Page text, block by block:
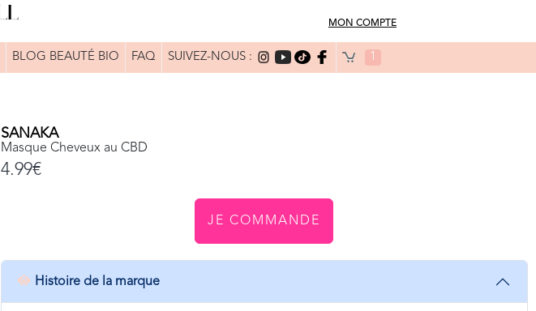
MON COMPTE
BLOG BEAUTÉ BIO FAQ SUIVEZ-NOUS : 1
SANAKA
Masque Cheveux au CBD
4.99€
JE COMMANDE
Histoire de la marque